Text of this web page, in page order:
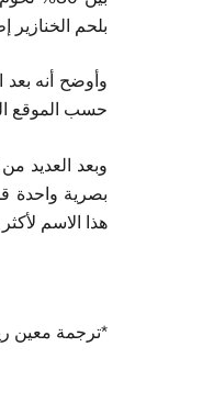
بلحم الخنازير
وأوضح أنه بعد
حسب الموقع
وبعد العديد
هذا الاسم لأكثر من 26 سنة، قررنا بالإجماع الاستمرار به». يشغل علي مسلم حالياً منصب
*ترجمة معين